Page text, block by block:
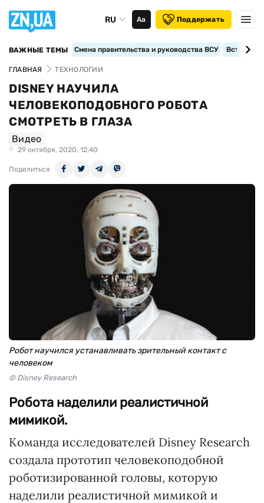
RU Аа Поддержать
ВАЖНЫЕ ТЕМЫ Смена правительства и руководства ВСУ
ГЛАВНАЯ ТЕХНОЛОГИИ
DISNEY НАУЧИЛА
ЧЕЛОВЕКОПОДОБНОГО РОБОТА
СМОТРЕТЬ В ГЛАЗА
Видео
29 октября, 2020, 12:40
Поделиться
Робот научился устанавливать зрительный контакт с
человеком
© Disney Research
Робота наделили реалистичной
мимикой.
Команда исследователей Disney Research
создала прототип человекоподобной
роботизированной головы, которую
наделили реалистичной мимикой и